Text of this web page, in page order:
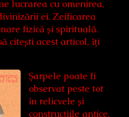
lucrarea cu omenirea,
ei. Zeificarea
fizică și spirituală.
citești acest articol, îți
Șarpele poate fi
observat peste tot
în relicvele și
construcțiile antice.